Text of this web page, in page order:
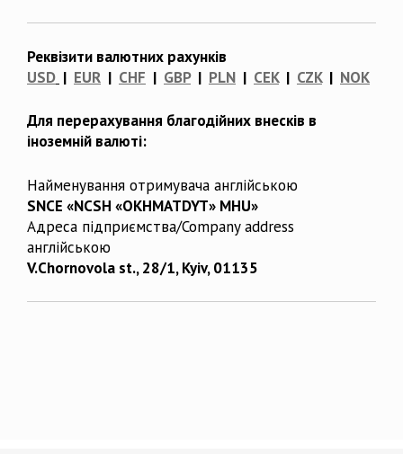
Реквізити валютних рахунків
USD | EUR | CHF | GBP| PLN | CEK| CZK| NOK
Для перерахування благодійних внесків в
іноземній валюті:
Найменування отримувача англійською
SNCE «NCSH «OKHMATDYT» MHU»
Адреса підприємства/Company address
англійською
V.Chornovola st., 28/1, Kyiv, 01135